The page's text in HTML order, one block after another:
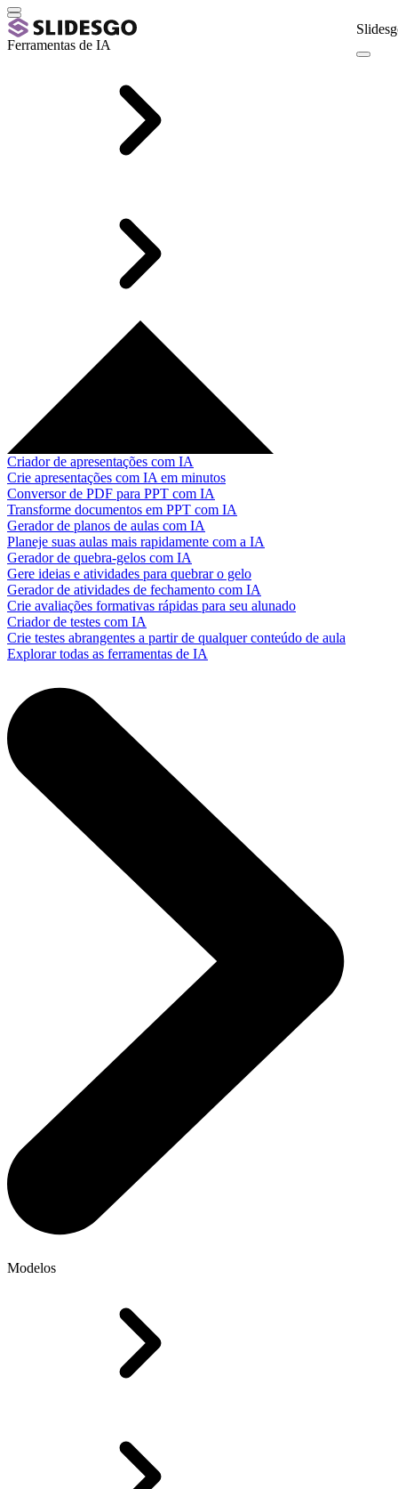
Ferramentas de IA
Criador de apresentações com IA
Crie apresentações com IA em minutos
Conversor de PDF para PPT com IA
Transforme documentos em PPT com IA
Gerador de planos de aulas com IA
Planeje suas aulas mais rapidamente com a IA
Gerador de quebra-gelos com IA
Gere ideias e atividades para quebrar o gelo
Gerador de atividades de fechamento com IA
Crie avaliações formativas rápidas para seu alunado
Criador de testes com IA
Crie testes abrangentes a partir de qualquer conteúdo de aula
Explorar todas as ferramentas de IA
Modelos